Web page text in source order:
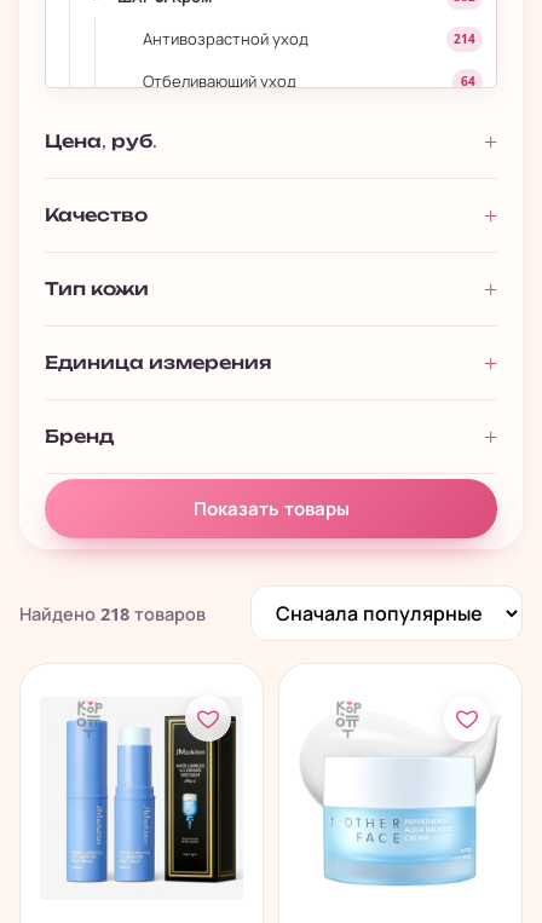
Антивозрастной уход 214
Отбеливающий уход 64
› ШАГ 9: Дневные/ночные маски
Для губ
› Уход за телом
Премиальная косметика
Цена, руб.
Качество
Тип кожи
Единица измерения
Бренд
Показать товары
Найдено 218 товаров